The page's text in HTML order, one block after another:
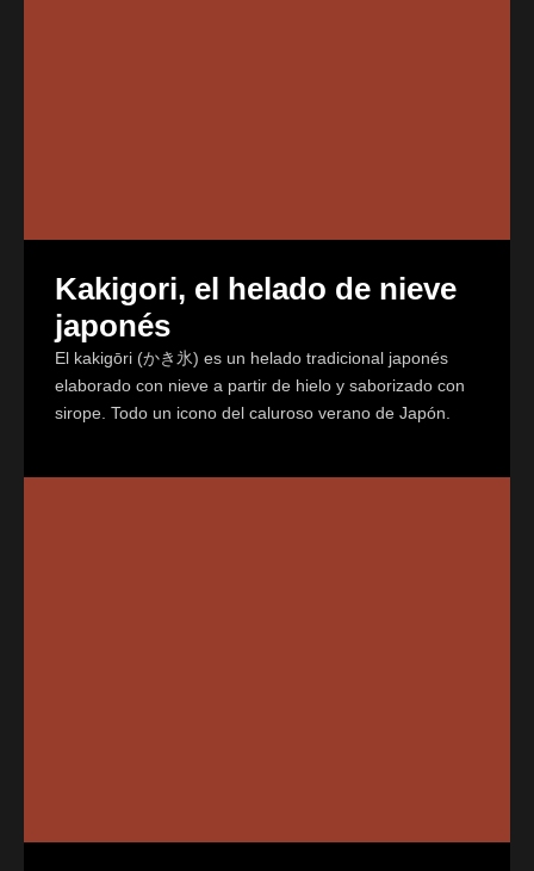
Kakigori, el helado de nieve
japonés
El kakigōri (かき氷) es un helado tradicional japonés
elaborado con nieve a partir de hielo y saborizado con
sirope. Todo un icono del caluroso verano de Japón.